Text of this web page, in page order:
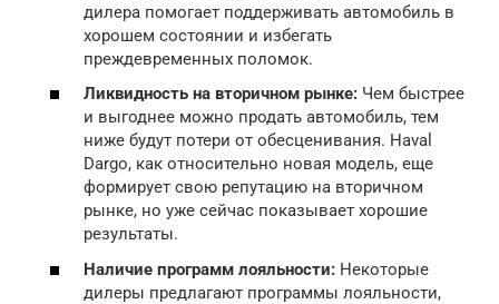
дилера помогает поддерживать автомобиль в
хорошем состоянии и избегать
преждевременных поломок.
Ликвидность на вторичном рынке: Чем быстрее
и выгоднее можно продать автомобиль, тем
ниже будут потери от обесценивания. Haval
Dargo, как относительно новая модель, еще
формирует свою репутацию на вторичном
рынке, но уже сейчас показывает хорошие
результаты.
Наличие программ лояльности: Некоторые
дилеры предлагают программы лояльности,